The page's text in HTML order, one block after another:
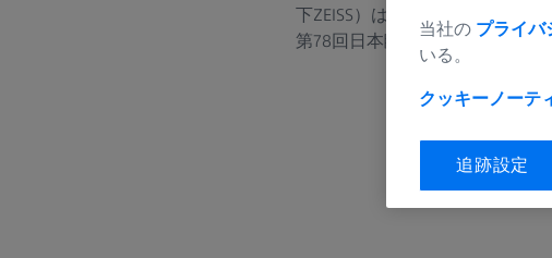
下ZEISS）は2024年11月15日よ
第78回日本臨床眼科学会（11月
当社の プライバ
いる。
クッキーノーテ
追跡設定